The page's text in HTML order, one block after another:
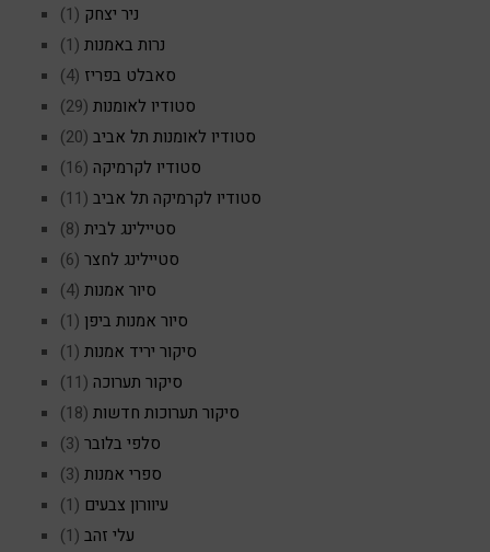
ניר יצחק (1)
נרות באמנות (1)
סאבלט בפריז (4)
סטודיו לאומנות (29)
סטודיו לאומנות תל אביב (20)
סטודיו לקרמיקה (16)
סטודיו לקרמיקה תל אביב (11)
סטיילינג לבית (8)
סטיילינג לחצר (6)
סיור אמנות (4)
סיור אמנות ביפן (1)
סיקור יריד אמנות (1)
סיקור תערוכה (11)
סיקור תערוכות חדשות (18)
סלפי בלובר (3)
ספרי אמנות (3)
עיוורון צבעים (1)
עלי זהב (1)